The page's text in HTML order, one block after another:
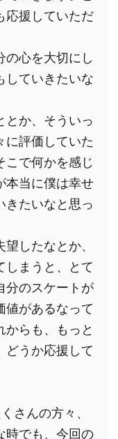
応援していただ
の心を大切にし
していきたいな
とか、そういっ
に評価していた
こで何かを感じ
本当に僕は幸せ
きたいなと思っ
したなとか、
しまうと、とて
分のスケートが
値があるなって
からも、もっと
どうか応援して
時でも、今回の